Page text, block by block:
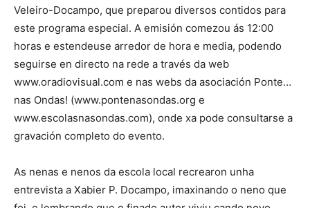
Veleiro-Docampo, que preparou diversos contidos para
este programa especial. A emisión comezou ás 12:00
horas e estendeuse arredor de hora e media, podendo
seguirse en directo na rede a través da web
www.oradiovisual.com e nas webs da asociación Ponte…
nas Ondas! (www.pontenasondas.org e
www.escolasnasondas.com), onde xa pode consultarse a
gravación completo do evento.
As nenas e nenos da escola local recrearon unha
entrevista a Xabier P. Docampo, imaxinando o neno que